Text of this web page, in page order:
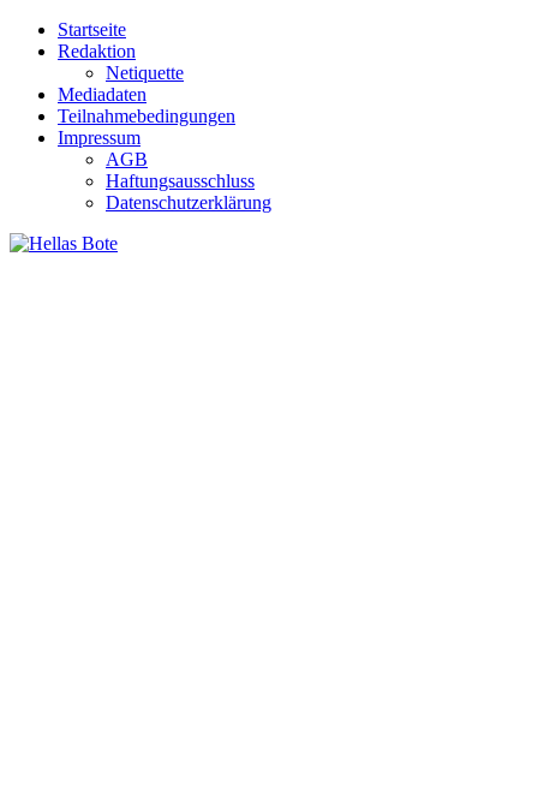
Zum
Inhalt
Startseite
Redaktion
Netiquette
Mediadaten
Teilnahmebedingungen
Impressum
AGB
Haftungsausschluss
Datenschutzerklärung